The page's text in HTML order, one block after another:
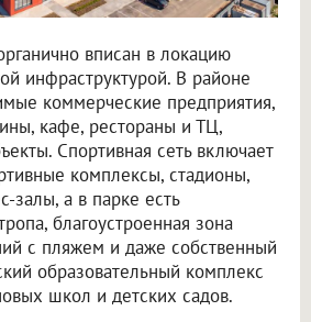
вписан в локацию
инфраструктурой. В районе
коммерческие предприятия,
кафе, рестораны и ТЦ,
Спортивная сеть включает
комплексы, стадионы,
залы, а в парке есть
благоустроенная зона
с пляжем и даже собственный
образовательный комплекс
школ и детских садов.